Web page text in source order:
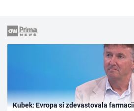
Kubek: Evropa si zdevastovala